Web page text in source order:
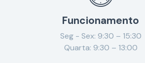
Funcionamento
Seg - Sex: 9:30 – 15:30
Quarta: 9:30 – 13:00